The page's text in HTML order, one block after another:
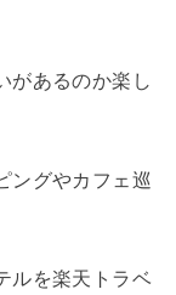
があるのか楽し
ングやカフェ巡
ルを楽天トラベ